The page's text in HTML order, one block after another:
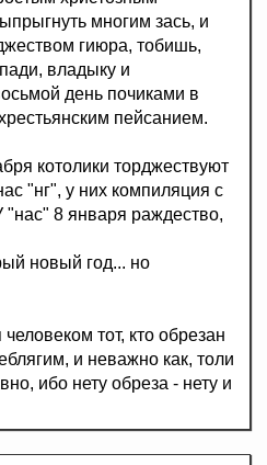
многим зась, и
гиюра, тобишь,
владыку и
день почиками в
пейсанием.
котолики торджествуют
"нг", у них компиляция с
8 января раждество,
новый год... но
тот, кто обрезан
и неважно как, толи
ибо нету обреза - нету и